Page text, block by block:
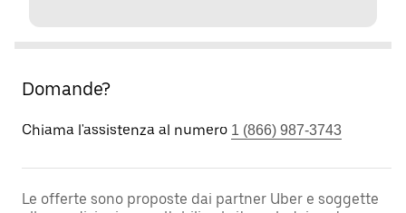
Domande?
Chiama l'assistenza al numero 1 (866) 987-3743
Le offerte sono proposte dai partner Uber e soggette